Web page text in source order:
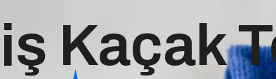
Kaçak